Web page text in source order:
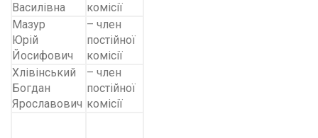
Василівна
комісії
Мазур
Юрій
Йосифович
– член
постійної
комісії
Хлівінський
Богдан
Ярославович
– член
постійної
комісії